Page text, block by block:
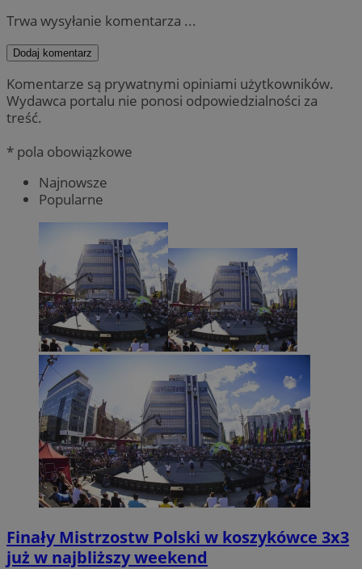
Trwa wysyłanie komentarza ...
Dodaj komentarz
Komentarze są prywatnymi opiniami użytkowników.
Wydawca portalu nie ponosi odpowiedzialności za
treść.
* pola obowiązkowe
Najnowsze
Popularne
Finały Mistrzostw Polski w koszykówce 3x3
już w najbliższy weekend